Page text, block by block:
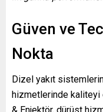
Güven ve
Nokta
Dizel yakıt
hizmetlerinde kaliteyi
& Enjektör, dürüst